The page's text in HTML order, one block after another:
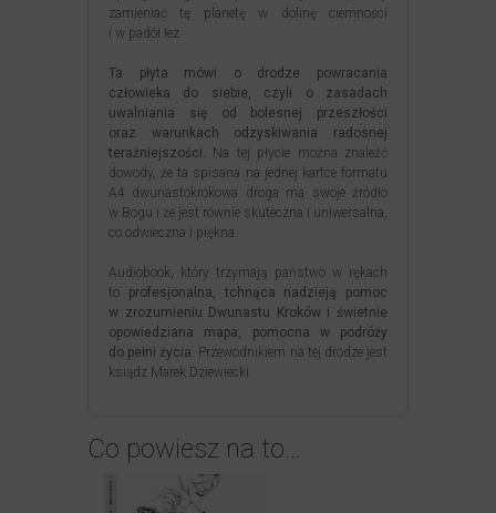
zamieniać tę planetę w dolinę ciemności
i w padół łez.
Ta płyta mówi o drodze powracania
człowieka do siebie, czyli o zasadach
uwalniania się od bolesnej przeszłości
oraz warunkach odzyskiwania radosnej
teraźniejszości. Na tej płycie można znaleźć
dowody, że ta spisana na jednej kartce formatu
A4 dwunastokrokowa droga ma swoje źródło
w Bogu i że jest równie skuteczna i uniwersalna,
co odwieczna i piękna.
Audiobook, który trzymają państwo w rękach
to profesjonalna, tchnąca nadzieją pomoc
w zrozumieniu Dwunastu Kroków i świetnie
opowiedziana mapa, pomocna w podróży
do pełni życia. Przewodnikiem na tej drodze jest
ksiądz Marek Dziewiecki.
Co powiesz na to…